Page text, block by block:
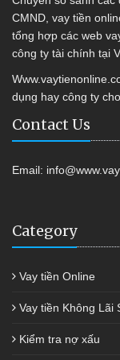
CMND, vay tiền
tổng hợp các web
công ty tài chính tại
dụng hay công ty
Contact Us
Email:
Category
Vay tiền Online
Vay tiền Không Lãi
Kiểm tra nợ xấu